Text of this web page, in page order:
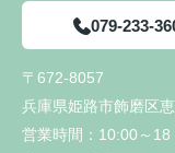
079-233-
〒672-8057
兵庫県姫路市飾磨区
営業時間： 10:00～18